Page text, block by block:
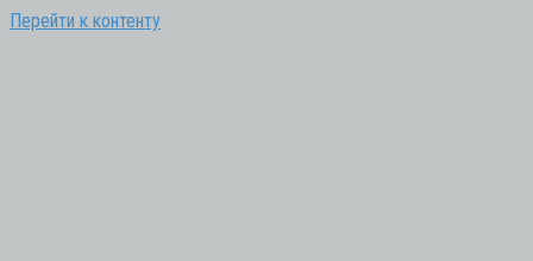
Перейти к контенту